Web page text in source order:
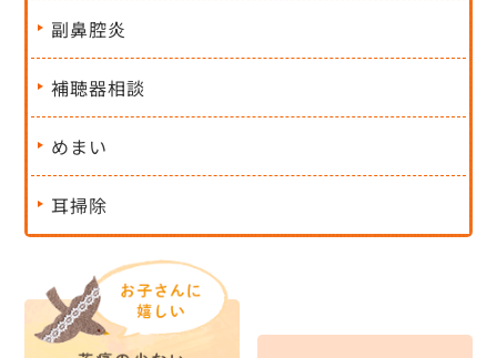
副鼻腔炎
補聴器相談
めまい
耳掃除